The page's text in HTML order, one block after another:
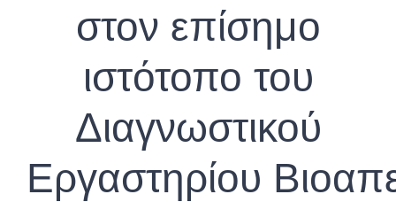
στον επίσημο
ιστότοπο του
Διαγνωστικού
Εργαστηρίου